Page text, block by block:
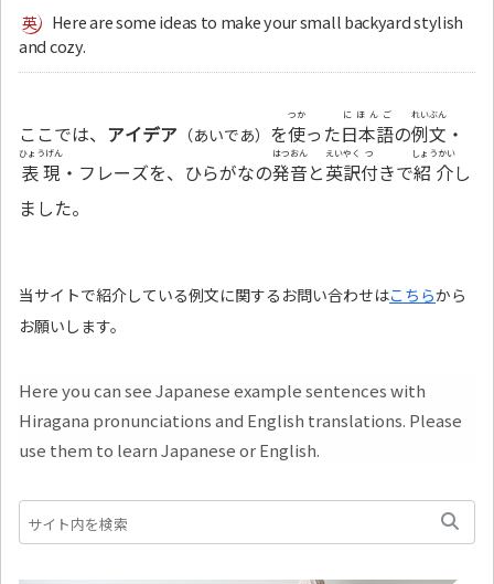
Here are some ideas to make your small backyard stylish
and cozy.
ここでは、 アイデア （あいであ） を使
つか
った日本語
にほんご
の例文
れいぶん
・
表現
ひょうげん
・フレーズを、ひらがなの発音
はつおん
と英訳
えいやく
付
つ
きで紹介
しょうかい
し
ました。
当サイトで紹介している例文に関するお問い合わせはこちらから
お願いします。
Here you can see Japanese example sentences with
Hiragana pronunciations and English translations. Please
use them to learn Japanese or English.